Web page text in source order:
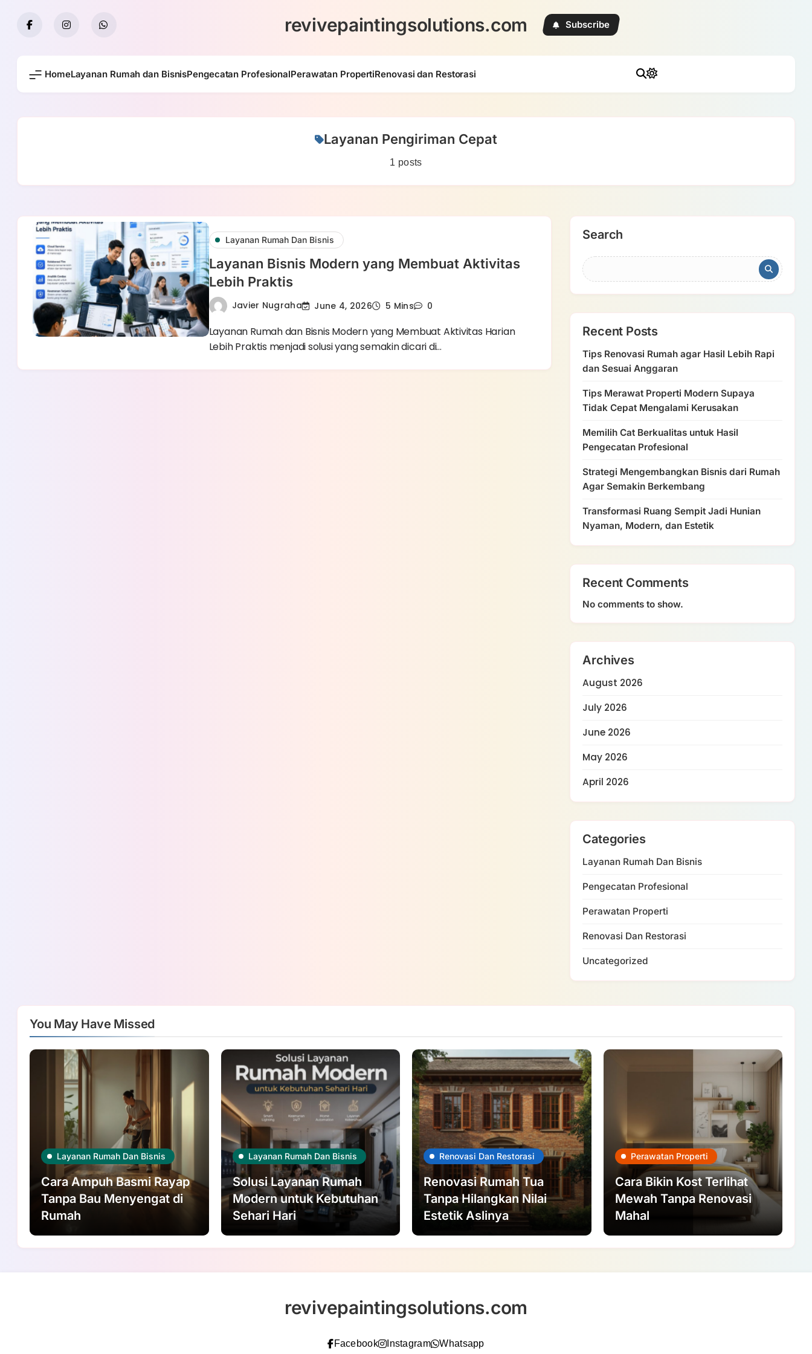
revivepaintingsolutions.com Subscribe
HomeLayanan Rumah dan BisnisPengecatan ProfesionalPerawatan PropertiRenovasi dan Restorasi
Layanan Pengiriman Cepat
1 posts
Layanan Rumah Dan Bisnis
Layanan Bisnis Modern yang Membuat Aktivitas
Lebih Praktis
Javier Nugraha June 4, 2026 5 Mins 0
Layanan Rumah dan Bisnis Modern yang Membuat Aktivitas Harian
Lebih Praktis menjadi solusi yang semakin dicari di…
Search
Recent Posts
Tips Renovasi Rumah agar Hasil Lebih Rapi
dan Sesuai Anggaran
Tips Merawat Properti Modern Supaya
Tidak Cepat Mengalami Kerusakan
Memilih Cat Berkualitas untuk Hasil
Pengecatan Profesional
Strategi Mengembangkan Bisnis dari Rumah
Agar Semakin Berkembang
Transformasi Ruang Sempit Jadi Hunian
Nyaman, Modern, dan Estetik
Recent Comments
No comments to show.
Archives
August 2026
July 2026
June 2026
May 2026
April 2026
Categories
Layanan Rumah Dan Bisnis
Pengecatan Profesional
Perawatan Properti
Renovasi Dan Restorasi
Uncategorized
You May Have Missed
Layanan Rumah Dan Bisnis
Cara Ampuh Basmi Rayap
Tanpa Bau Menyengat di
Rumah
Layanan Rumah Dan Bisnis
Solusi Layanan Rumah
Modern untuk Kebutuhan
Sehari Hari
Renovasi Dan Restorasi
Renovasi Rumah Tua
Tanpa Hilangkan Nilai
Estetik Aslinya
Perawatan Properti
Cara Bikin Kost Terlihat
Mewah Tanpa Renovasi
Mahal
revivepaintingsolutions.com
Facebook Instagram Whatsapp